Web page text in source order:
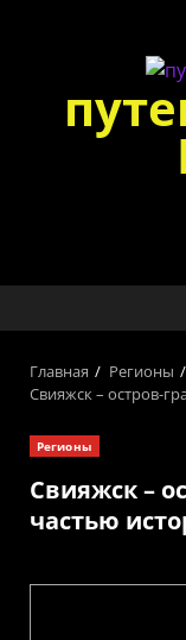
Главная
Регионы
Свияжск – остров-
Регионы
Свияжск –
частью